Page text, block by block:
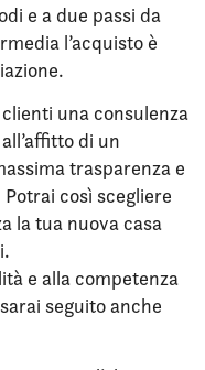
e a due passi da
l’acquisto è
una consulenza
di un
trasparenza e
così scegliere
la tua nuova casa
e alla competenza
seguito anche